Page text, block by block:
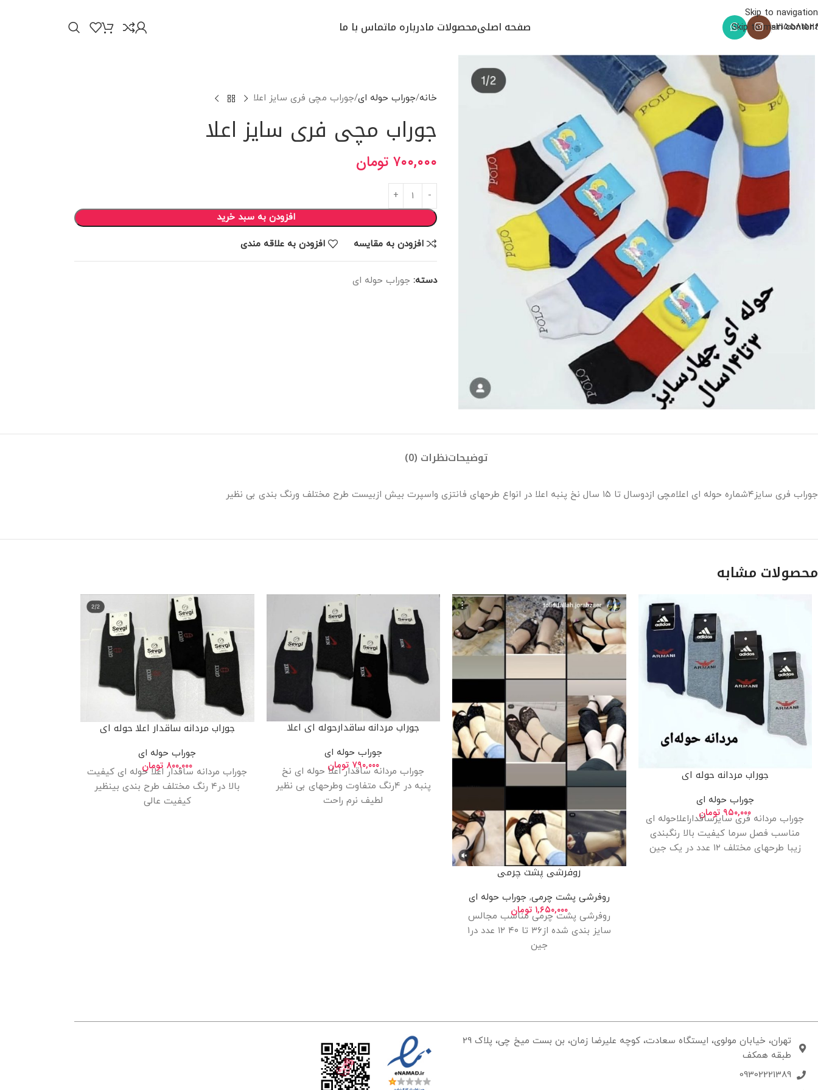
Skip to navigation
Skip to main content
صفحه اصلیمحصولات مادرباره ماتماس با ما
خانه جوراب حوله ای جوراب مچی فری سایز اعلا
جوراب مچی فری سایز اعلا
۷۰۰,۰۰۰ تومان
افزودن به سبد خرید
افزودن به مقایسه افزودن به علاقه مندی
دسته: جوراب حوله ای
توضیحاتنظرات (0)
جوراب فری سایز۴شماره حوله ای اعلامچی ازدوسال تا ۱۵ سال نخ پنبه اعلا در انواع طرحهای فانتزی واسپرت بیش ازبیست طرح مختلف ورنگ بندی بی نظیر
محصولات مشابه
جوراب مردانه حوله ای
جوراب حوله ای
۹۵۰,۰۰۰ تومان
جوراب مردانه فری سایزساقداراعلاحوله ای
مناسب فصل سرما کیفیت بالا رنگبندی
زیبا طرحهای مختلف ۱۲ عدد در یک جین
روفرشی پشت چرمی
روفرشی پشت چرمی, جوراب حوله ای
۱,۶۵۰,۰۰۰ تومان
روفرشی پشت چرمی مناسب مجالس
سایز بندی شده از۳۶ تا ۴۰ ۱۲ عدد در۱
جین
جوراب مردانه ساقدارحوله ای اعلا
جوراب حوله ای
۷۹۰,۰۰۰ تومان
جوراب مردانه ساقدار اعلا حوله ای نخ
پنبه در ۴رنگ متفاوت وطرحهای بی نظیر
لطیف نرم راحت
جوراب مردانه ساقدار اعلا حوله ای
جوراب حوله ای
۸۰۰,۰۰۰ تومان
جوراب مردانه ساقدار اعلا حوله ای کیفیت
بالا در۴ رنگ مختلف طرح بندی بینظیر
کیفیت عالی
تهران، خیابان مولوی، ایستگاه سعادت، کوچه علیرضا زمان، بن بست میخ چی، پلاک 29
طبقه همکف
09302221389